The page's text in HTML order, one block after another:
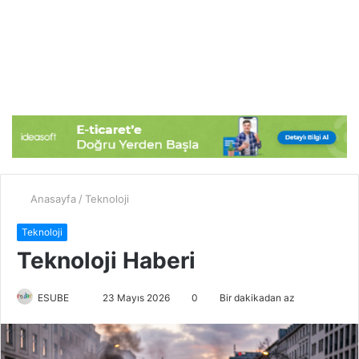
Anasayfa / Teknoloji
Teknoloji
Teknoloji Haberi
ESUBE
r
e
23 Mayıs 2026 0 Bir dakikadan az